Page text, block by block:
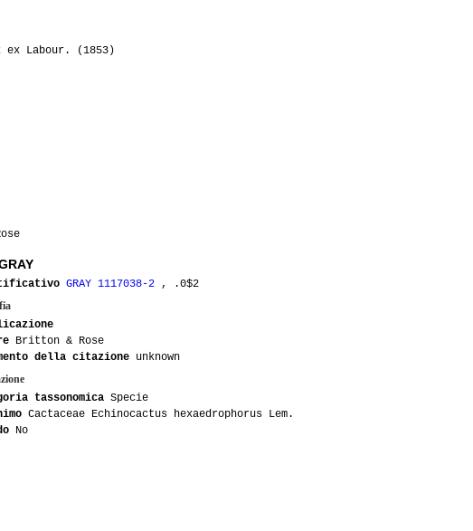
ex Labour. (1853)
GRAY 1117038-2 , .0$2
Britton & Rose
della citazione unknown
tassonomica Specie
Cactaceae Echinocactus hexaedrophorus Lem.
No